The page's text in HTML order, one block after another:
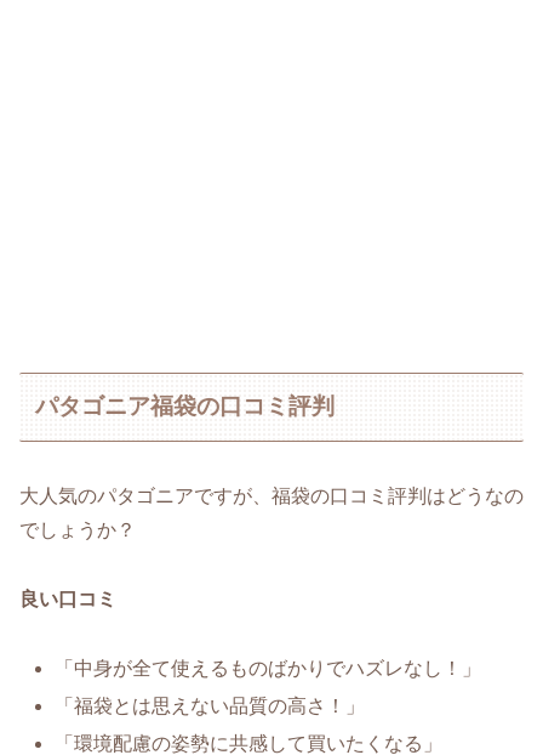
パタゴニア福袋の口コミ評判
大人気のパタゴニアですが、福袋の口コミ評判はどうなの
でしょうか？
良い口コミ
「中身が全て使えるものばかりでハズレなし！」
「福袋とは思えない品質の高さ！」
「環境配慮の姿勢に共感して買いたくなる」